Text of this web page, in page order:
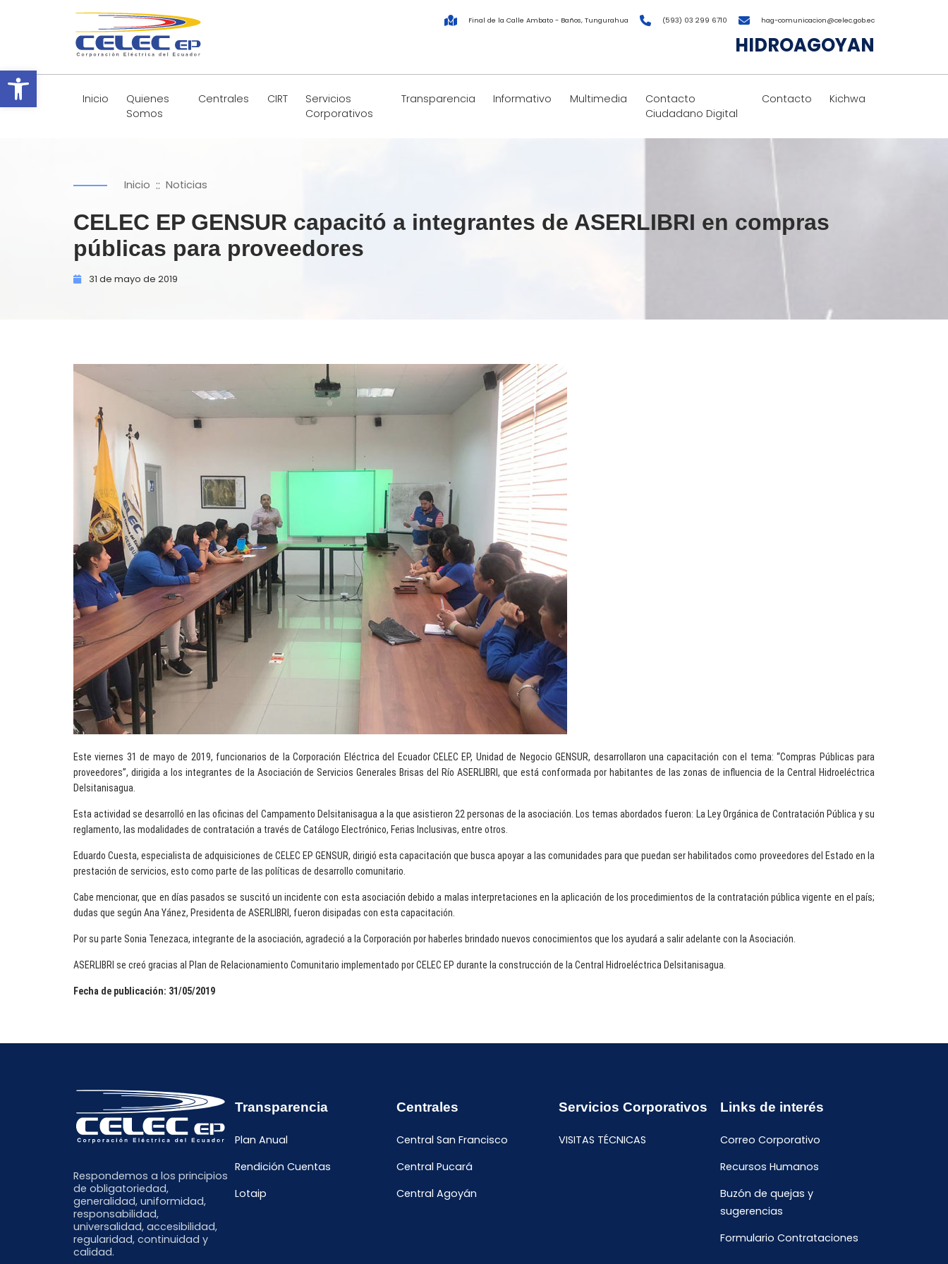
Abrir barra de herramientas
Final de la Calle Ambato - Baños, Tungurahua (593) 03 299 6710 hag-comunicacion@celec.gob.ec
HIDROAGOYAN
Inicio
Quienes
Somos
Centrales CIRT
Servicios
Corporativos
Transparencia Informativo Multimedia
Contacto
Ciudadano Digital
Contacto Kichwa
Inicio :: Noticias
CELEC EP GENSUR capacitó a integrantes de ASERLIBRI en compras
públicas para proveedores
31 de mayo de 2019
Este viernes 31 de mayo de 2019, funcionarios de la Corporación Eléctrica del Ecuador CELEC EP, Unidad de Negocio GENSUR, desarrollaron una capacitación con el tema: “Compras Públicas para
proveedores”, dirigida a los integrantes de la Asociación de Servicios Generales Brisas del Río ASERLIBRI, que está conformada por habitantes de las zonas de influencia de la Central Hidroeléctrica
Delsitanisagua.
Esta actividad se desarrolló en las oficinas del Campamento Delsitanisagua a la que asistieron 22 personas de la asociación. Los temas abordados fueron: La Ley Orgánica de Contratación Pública y su
reglamento, las modalidades de contratación a través de Catálogo Electrónico, Ferias Inclusivas, entre otros.
Eduardo Cuesta, especialista de adquisiciones de CELEC EP GENSUR, dirigió esta capacitación que busca apoyar a las comunidades para que puedan ser habilitados como proveedores del Estado en la
prestación de servicios, esto como parte de las políticas de desarrollo comunitario.
Cabe mencionar, que en días pasados se suscitó un incidente con esta asociación debido a malas interpretaciones en la aplicación de los procedimientos de la contratación pública vigente en el país;
dudas que según Ana Yánez, Presidenta de ASERLIBRI, fueron disipadas con esta capacitación.
Por su parte Sonia Tenezaca, integrante de la asociación, agradeció a la Corporación por haberles brindado nuevos conocimientos que los ayudará a salir adelante con la Asociación.
ASERLIBRI se creó gracias al Plan de Relacionamiento Comunitario implementado por CELEC EP durante la construcción de la Central Hidroeléctrica Delsitanisagua.
Fecha de publicación: 31/05/2019
Respondemos a los principios
de obligatoriedad,
generalidad, uniformidad,
responsabilidad,
universalidad, accesibilidad,
regularidad, continuidad y
calidad.
Transparencia
Plan Anual
Rendición Cuentas
Lotaip
Centrales
Central San Francisco
Central Pucará
Central Agoyán
Servicios Corporativos
VISITAS TÉCNICAS
Links de interés
Correo Corporativo
Recursos Humanos
Buzón de quejas y
sugerencias
Formulario Contrataciones